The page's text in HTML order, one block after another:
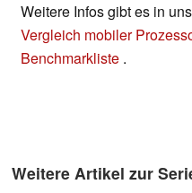
Weitere Infos gibt es in
Vergleich mobiler
Benchmarkliste .
Weitere Artikel zur